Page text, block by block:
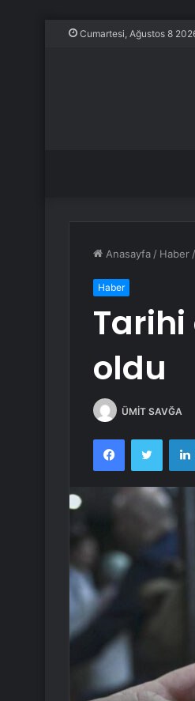
Cumartesi, Ağustos 8
Anasayfa / Haber /
Haber
Tarihi
oldu
ÜMİT SAVĞA
Facebook